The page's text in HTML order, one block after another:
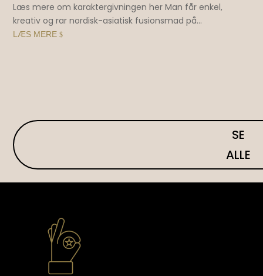
Læs mere om karaktergivningen her Man får enkel,
kreativ og rar nordisk-asiatisk fusionsmad på...
LÆS MERE $
SE
ALLE